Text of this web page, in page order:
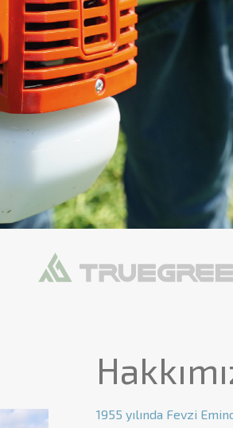
1955 yılında Fevzi